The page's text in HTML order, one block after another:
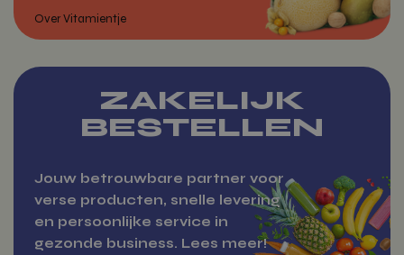
ZAKELIJK
BESTELLEN
Jouw betrouwbare partner voor
verse producten, snelle levering
en persoonlijke service in
gezonde business. Lees meer!